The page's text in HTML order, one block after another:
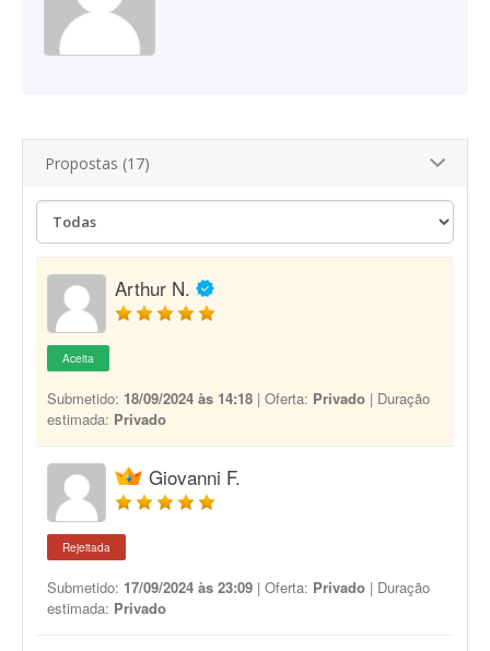
Propostas (17)
Arthur N.
Aceita
Submetido: 18/09/2024 às 14:18 | Oferta: Privado | Duração
estimada: Privado
Giovanni F.
Rejeitada
Submetido: 17/09/2024 às 23:09 | Oferta: Privado | Duração
estimada: Privado